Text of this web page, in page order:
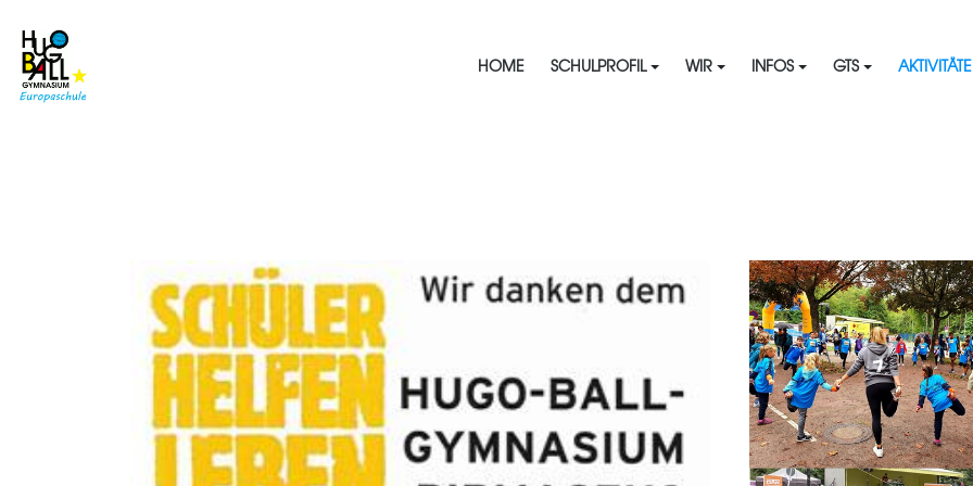
HOME SCHULPROFIL WIR INFOS GTS